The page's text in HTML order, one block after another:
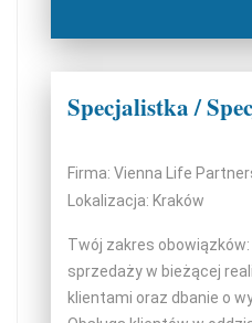
Firma: Vienna Life
Lokalizacja: Kraków
Twój zakres obowiązków:
sprzedaży w bieżącej
klientami oraz dbanie o